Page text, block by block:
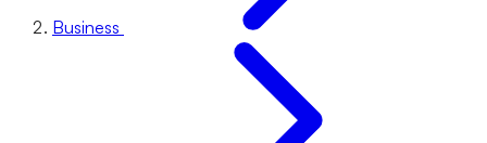
Business